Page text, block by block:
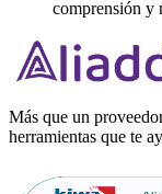
comprensión y
Más que un
herramientas que te